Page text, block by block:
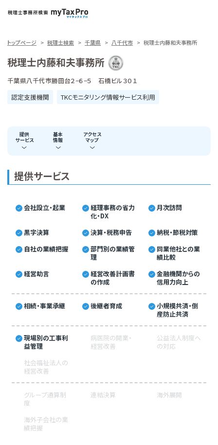
トップページ 税理士検索 千葉県 八千代市 税理士内藤和夫事務所
税理士内藤和夫事務所
千葉県八千代市勝田台２−６−５ 石橋ビル３０１
認定支援機関
TKCモニタリング情報サービス利用
提供
サービス
基本
情報
アクセス
マップ
提供サービス
会社設立・起業
経理事務の省力
化・DX
月次訪問
黒字決算 決算・税務申告
納税・節税対策
自社の業績把握
部門別の業績管
理
同業他社との業
績比較
経営助言
経営改善計画書
の作成
金融機関からの
信用力向上
相続・事業承継 後継者育成
小規模共済・倒
産防止共済
現場別の工事利
益管理
病医院の開業・
経営改善
公益法人制度へ
の対応
社会福祉法人の
経営改善
グループ通算制
度
連結決算 海外展開
海外子会社の業
績把握